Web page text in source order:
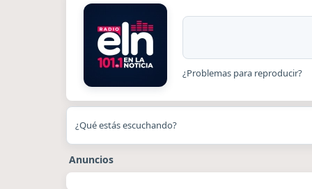
¿Problemas para reproducir?
¿Qué estás escuchando?
Anuncios